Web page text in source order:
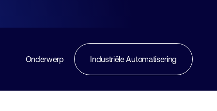
Onderwerp Industriële Automatisering